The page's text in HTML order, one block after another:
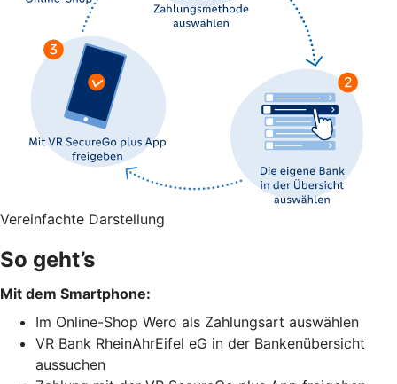
Vereinfachte Darstellung
So geht’s
Mit dem Smartphone:
Im Online-Shop Wero als Zahlungsart auswählen
VR Bank RheinAhrEifel eG in der Bankenübersicht
aussuchen